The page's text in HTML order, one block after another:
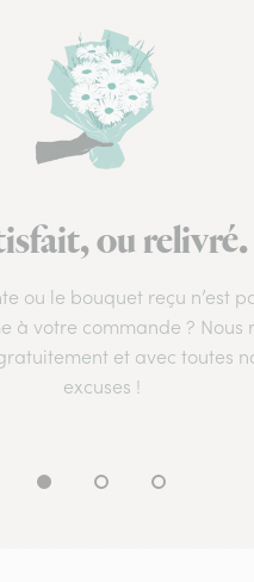
ou relivré.
ou le bouquet reçu n’est
à votre commande ? Nous
et avec toutes
excuses !